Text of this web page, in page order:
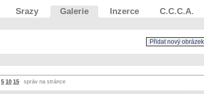
Srazy Galerie Inzerce C.C.C.A.
5 10 15 správ na stránce